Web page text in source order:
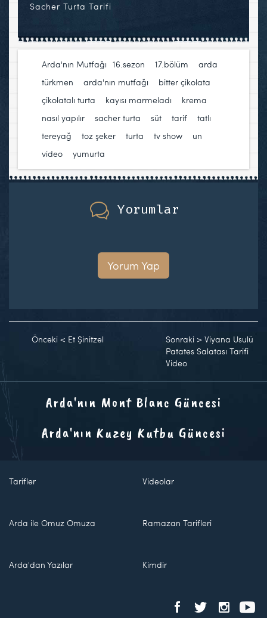
Sacher Turta Tarifi
Arda'nın Mutfağı 16.sezon 17.bölüm
arda
türkmen
arda'nın mutfağı bitter çikolata
çikolatalı turta
kayısı marmeladı krema
nasıl yapılır
sacher turta süt tarif tatlı
tereyağ
toz şeker turta tv show un
video
yumurta
Yorumlar
Yorum Yap
Önceki < Et Şinitzel Sonraki >Viyana Usulü
Patates Salatası Tarifi
Video
Arda'nın Mont Blanc Güncesi
Arda'nın Kuzey Kutbu Güncesi
Tarifler Videolar
Arda ile Omuz Omuza Ramazan Tarifleri
Arda'dan Yazılar Kimdir